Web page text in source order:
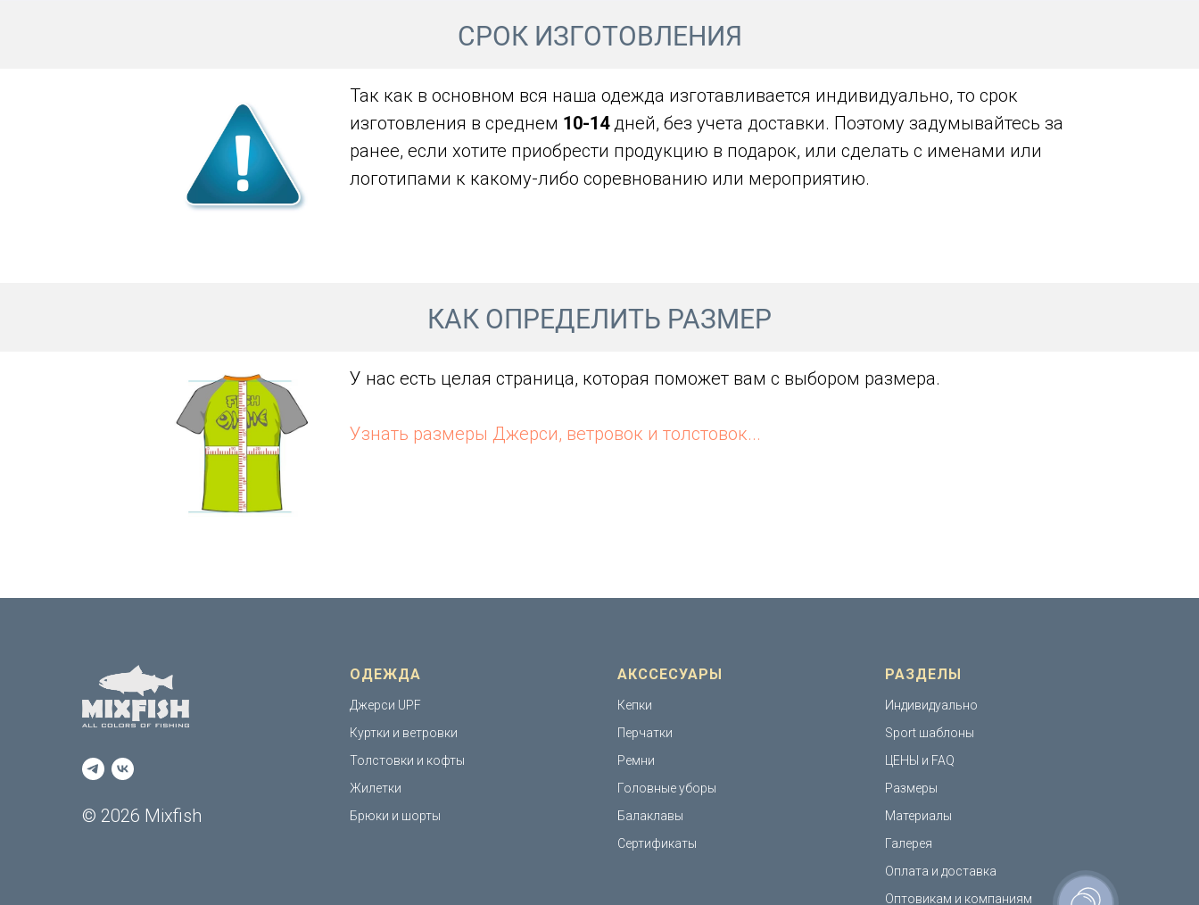
СРОК ИЗГОТОВЛЕНИЯ
Так как в основном вся наша одежда изготавливается индивидуально, то срок
изготовления в среднем 10-14дней, без учета доставки. Поэтому задумывайтесь за
ранее, если хотите приобрести продукцию в подарок, или сделать с именами или
логотипами к какому-либо соревнованию или мероприятию.
КАК ОПРЕДЕЛИТЬ РАЗМЕР
У нас есть целая страница, которая поможет вам с выбором размера.
Узнать размеры Джерси, ветровок и толстовок...
© 2026 Mixfish
ОДЕЖДА
Джерси UPF
Куртки и ветровки
Толстовки и кофты
Жилетки
Брюки и шорты
АКССЕСУАРЫ
Кепки
Перчатки
Ремни
Головные уборы
Балаклавы
Сертификаты
РАЗДЕЛЫ
Индивидуально
Sport шаблоны
ЦЕНЫ и FAQ
Размеры
Материалы
Галерея
Оплата и доставка
Оптовикам и компаниям